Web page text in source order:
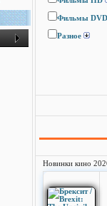
Фильмы DVD
Разное
Новинки кино